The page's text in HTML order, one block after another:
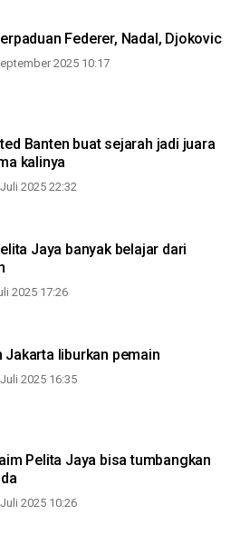
Federer, Nadal, Djokovic
2025 10:17
Banten buat sejarah jadi juara
kalinya
2025 22:32
Jaya banyak belajar dari
2025 17:26
Jakarta liburkan pemain
2025 16:35
Pelita Jaya bisa tumbangkan
2025 10:26